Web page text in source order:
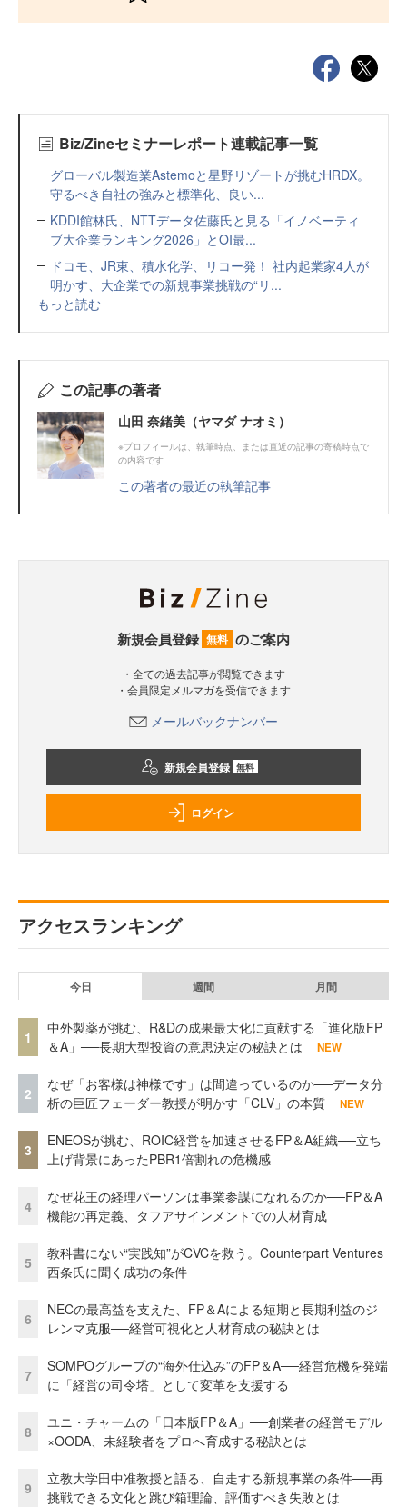
Biz/Zineセミナーレポート連載記事一覧
グローバル製造業Astemoと星野リゾートが挑むHRDX。
守るべき自社の強みと標準化、良い...
KDDI館林氏、NTTデータ佐藤氏と見る「イノベーティ
ブ大企業ランキング2026」とOI最...
ドコモ、JR東、積水化学、リコー発！ 社内起業家4人が
明かす、大企業での新規事業挑戦の“リ...
もっと読む
この記事の著者
山田 奈緒美（ヤマダ ナオミ）
※プロフィールは、執筆時点、または直近の記事の寄稿時点で
の内容です
この著者の最近の執筆記事
新規会員登録 無料 のご案内
・全ての過去記事が閲覧できます
・会員限定メルマガを受信できます
メールバックナンバー
新規会員登録 無料
ログイン
アクセスランキング
今日 週間 月間
1
中外製薬が挑む、R&Dの成果最大化に貢献する「進化版FP
＆A」──長期大型投資の意思決定の秘訣とは
NEW
2
なぜ「お客様は神様です」は間違っているのか──データ分
析の巨匠フェーダー教授が明かす「CLV」の本質
NEW
3
ENEOSが挑む、ROIC経営を加速させるFP＆A組織──立ち
上げ背景にあったPBR1倍割れの危機感
4
なぜ花王の経理パーソンは事業参謀になれるのか──FP＆A
機能の再定義、タフアサインメントでの人材育成
5
教科書にない“実践知”がCVCを救う。Counterpart Ventures
西条氏に聞く成功の条件
6
NECの最高益を支えた、FP＆Aによる短期と長期利益のジ
レンマ克服──経営可視化と人材育成の秘訣とは
7
SOMPOグループの“海外仕込み”のFP＆A──経営危機を発端
に「経営の司令塔」として変革を支援する
8
ユニ・チャームの「日本版FP＆A」──創業者の経営モデル
×OODA、未経験者をプロへ育成する秘訣とは
9
立教大学田中准教授と語る、自走する新規事業の条件──再
挑戦できる文化と跳び箱理論、評価すべき失敗とは